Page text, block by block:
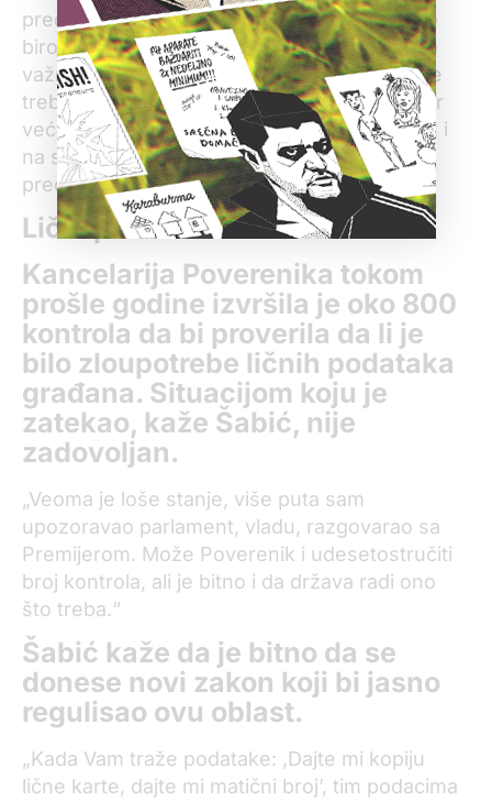
predsednika republike, zaista mislim da je to
birokratski strah od davanja podataka o tako
važnim ljudima. Ni premijer, ni predsednik ne
treba da imaju bilo kakav problem, tim pre jer
veći deo tih podataka možete da nađete čak i
na sajtovima predsednika republike i
predsednika vlade.“
Lični podaci
Kancelarija Poverenika tokom
prošle godine izvršila je oko 800
kontrola da bi proverila da li je
bilo zloupotrebe ličnih podataka
građana. Situacijom koju je
zatekao, kaže Šabić, nije
zadovoljan.
„Veoma je loše stanje, više puta sam
upozoravao parlament, vladu, razgovarao sa
Premijerom. Može Poverenik i udesetostručiti
broj kontrola, ali je bitno i da država radi ono
što treba.“
Šabić kaže da je bitno da se
donese novi zakon koji bi jasno
regulisao ovu oblast.
„Kada Vam traže podatake: ,Dajte mi kopiju
lične karte, dajte mi matični broj’, tim podacima